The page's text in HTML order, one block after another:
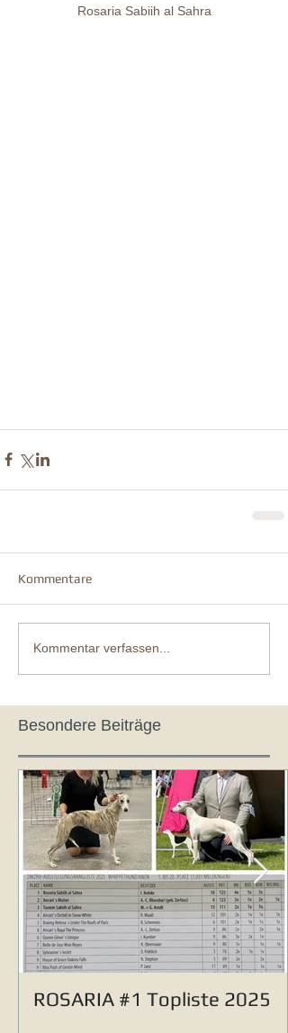
Rosaria Sabiih al Sahra
Kommentare
Kommentar verfassen...
Besondere Beiträge
ROSARIA #1 Topliste 2025